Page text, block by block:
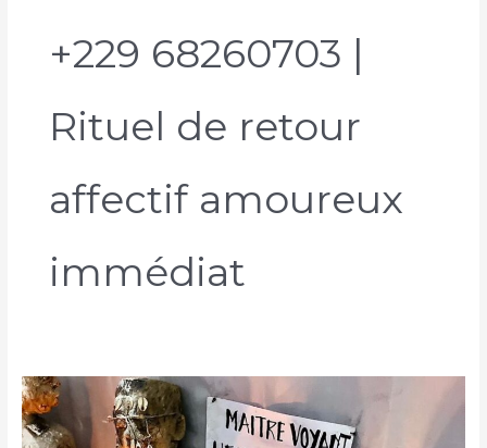
+229 68260703 |
Rituel de retour
affectif amoureux
immédiat